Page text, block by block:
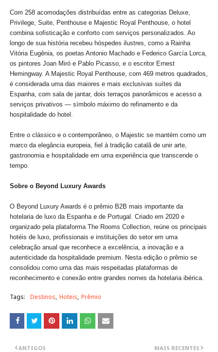
Com 258 acomodações distribuídas entre as categorias Deluxe,
Privilege, Suite, Penthouse e Majestic Royal Penthouse, o hotel
combina sofisticação e conforto com serviços personalizados. Ao
longo de sua história recebeu hóspedes ilustres, como a Rainha
Vitória Eugênia, os poetas Antonio Machado e Federico García Lorca,
os pintores Joan Miró e Pablo Picasso, e o escritor Ernest
Hemingway. A Majestic Royal Penthouse, com 469 metros quadrados,
é considerada uma das maiores e mais exclusivas suítes da
Espanha, com sala de jantar, dois terraços panorâmicos e acesso a
serviços privativos — símbolo máximo do refinamento e da
hospitalidade do hotel.
Entre o clássico e o contemporâneo, o Majestic se mantém como um
marco da elegância europeia, fiel à tradição catalã de unir arte,
gastronomia e hospitalidade em uma experiência que transcende o
tempo.
Sobre o Beyond Luxury Awards
O Beyond Luxury Awards é o prêmio B2B mais importante da
hotelaria de luxo da Espanha e de Portugal. Criado em 2020 e
organizado pela plataforma The Rooms Collection, reúne os principais
hotéis de luxo, profissionais e instituições do setor em uma
celebração anual que reconhece a excelência, a inovação e a
autenticidade da hospitalidade premium. Nesta edição o prêmio se
consolidou como uma das mais respeitadas plataformas de
reconhecimento e conexão entre grandes nomes da hotelaria ibérica.
Tags: Destinos Hoteis Prêmio
MAIS RECENTES
ANTIGOS